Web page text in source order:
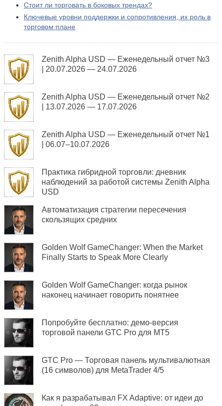
Стоит ли торговать в боковых трендах?
Ключевые уровни поддержки и сопротивления, их роль в
торговом плане
Zenith Alpha USD — Еженедельный отчет №3
| 20.07.2026 — 24.07.2026
Zenith Alpha USD — Еженедельный отчет №2
| 13.07.2026 — 17.07.2026
Zenith Alpha USD — Еженедельный отчет №1
| 06.07–10.07.2026
Практика гибридной торговли: дневник
наблюдений за работой системы Zenith Alpha
USD
Автоматизация стратегии пересечения
скользящих средних
Golden Wolf GameChanger: When the Market
Finally Starts to Speak More Clearly
Golden Wolf GameChanger: когда рынок
наконец начинает говорить понятнее
Попробуйте бесплатно: демо-версия
торговой панели GTC Pro для MT5
GTC Pro — Торговая панель мультивалютная
(16 символов) для MetaTrader 4/5
Как я разрабатывал FX Adaptive: от идеи до